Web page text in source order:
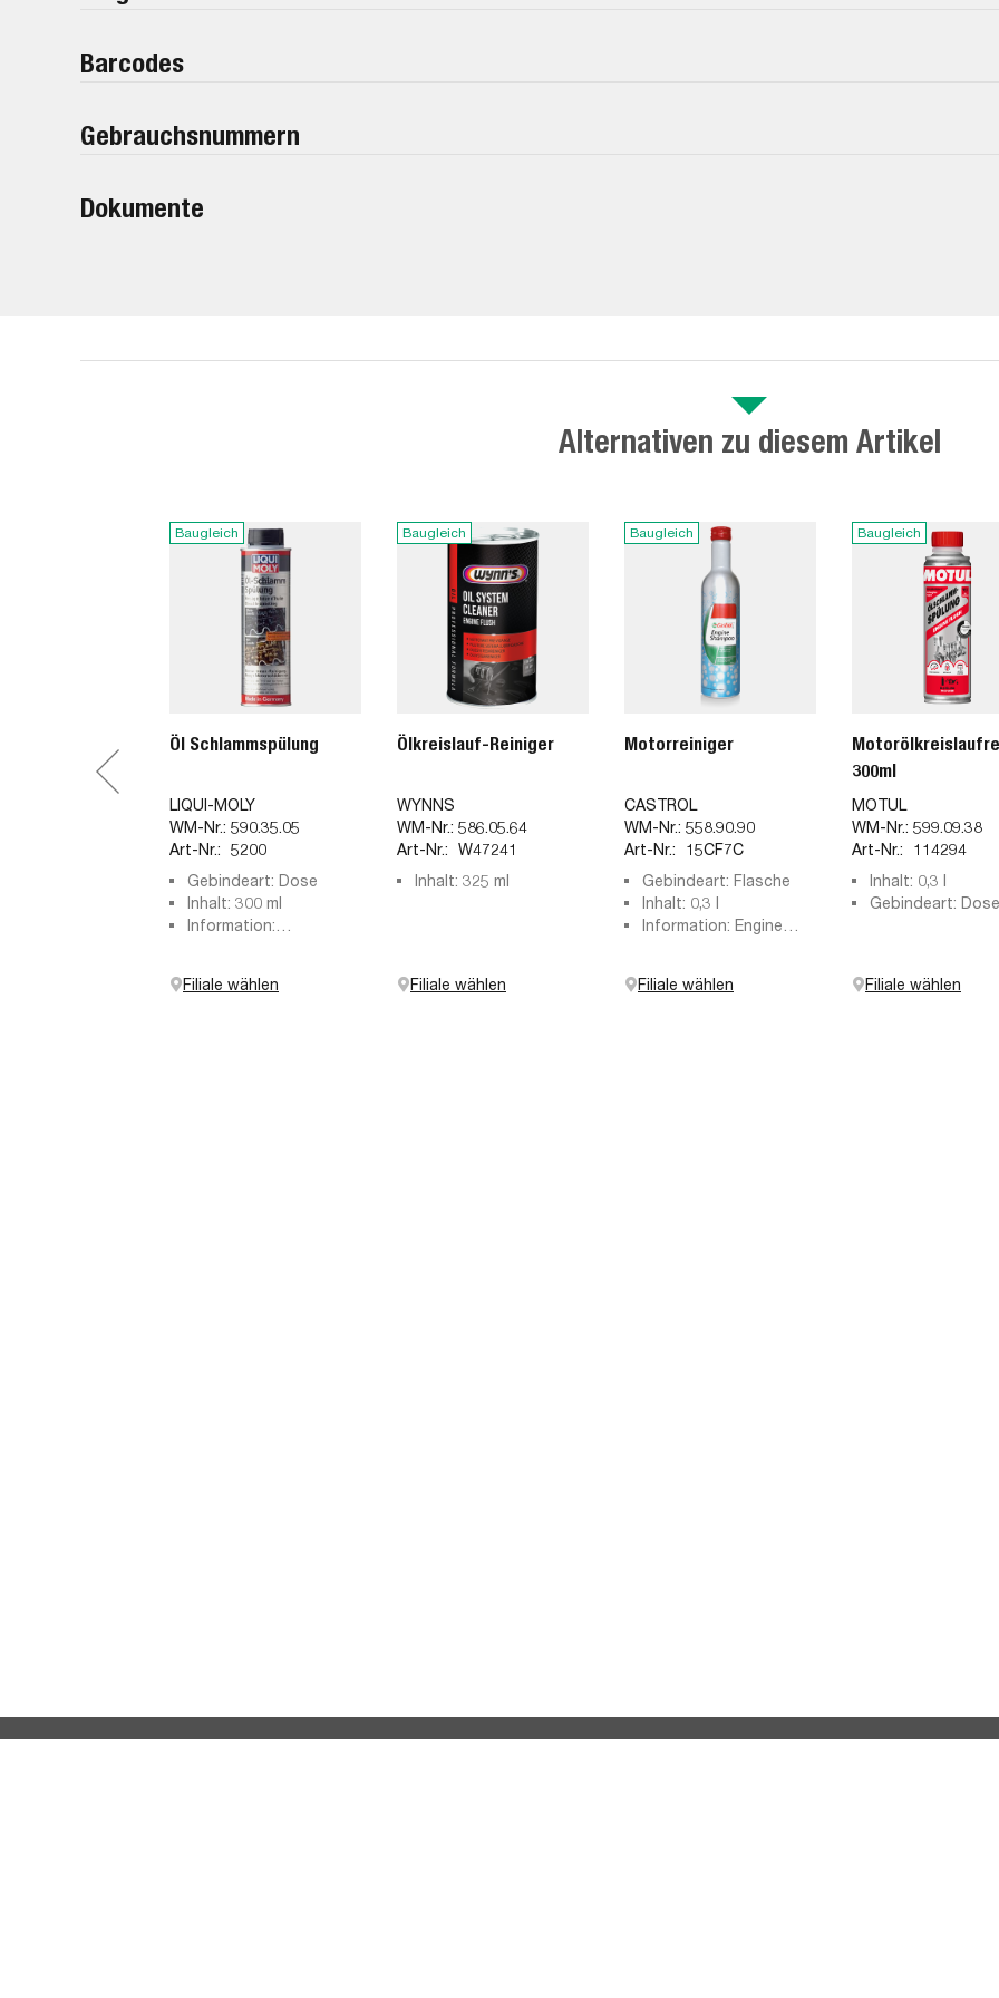
Barcodes
Gebrauchsnummern
Dokumente
Alternativen zu diesem Artikel
Baugleich
Öl Schlammspülung
LIQUI-MOLY
WM-Nr.: 590.35.05
Art-Nr.: 5200
Gebindeart: Dose
Inhalt: 300 ml
Information:
Filiale wählen
Baugleich
Ölkreislauf-Reiniger
WYNNS
WM-Nr.: 586.05.64
Art-Nr.: W47241
Inhalt: 325 ml
Filiale wählen
Baugleich
Motorreiniger
CASTROL
WM-Nr.: 558.90.90
Art-Nr.:
15CF7C
Gebindeart: Flasche
Inhalt: 0,3 l
Information: Engine
Filiale wählen
Baugleich
300ml
MOTUL
WM-Nr.: 599.09.38
Art-Nr.:
114294
Inhalt: 0,3 l
Gebindeart: Dose
Filiale wählen